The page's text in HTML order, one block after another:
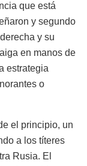
que está
y segundo
y su
en manos de
estrategia
o
el principio, un
a los títeres
Rusia. El